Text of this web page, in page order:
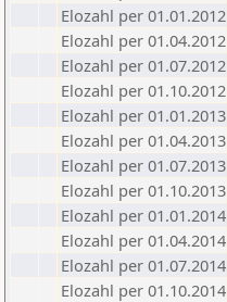
Elozahl per 01.01.2012
Elozahl per 01.04.2012
Elozahl per 01.07.2012
Elozahl per 01.10.2012
Elozahl per 01.01.2013
Elozahl per 01.04.2013
Elozahl per 01.07.2013
Elozahl per 01.10.2013
Elozahl per 01.01.2014
Elozahl per 01.04.2014
Elozahl per 01.07.2014
Elozahl per 01.10.2014